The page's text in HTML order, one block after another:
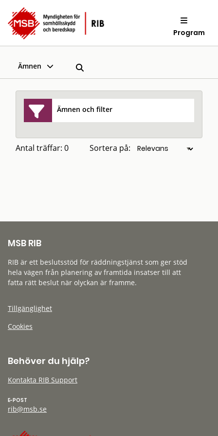
Program
Ämnen
Ämnen och filter
Antal träffar: 0 Sortera på:
MSB RIB
RIB är ett beslutsstöd för räddningstjänst som ger stöd
hela vägen från planering av framtida insatser till att
fatta rätt beslut när olyckan är framme.
Tillgänglighet
Cookies
Behöver du hjälp?
Kontakta RIB Support
E-POST
rib@msb.se